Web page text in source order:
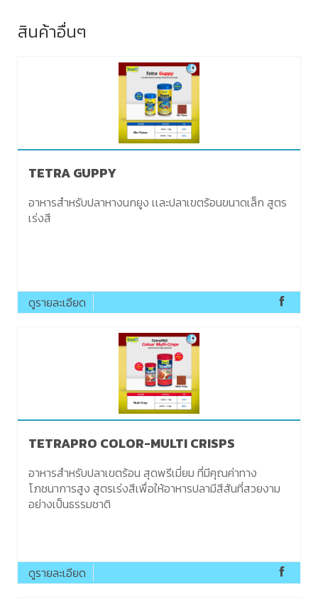
สินค้าอื่นๆ
TETRA GUPPY
อาหารสำหรับปลาหางนกยูง เเละปลาเขตร้อนขนาดเล็ก สูตร
เร่งสี
ดูรายละเอียด
TETRAPRO COLOR-MULTI CRISPS
อาหารสำหรับปลาเขตร้อน สุดพรีเมี่ยม ที่มีคุณค่าทาง
โภชนาการสูง สูตรเร่งสีเพื่อให้อาหารปลามีสีสันที่สวยงาม
อย่างเป็นธรรมชาติ
ดูรายละเอียด